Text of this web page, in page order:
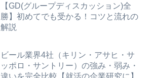
【GD(グループディスカッション)全
勝】初めてでも受かる！コツと流れの
解説
ビール業界4社（キリン・アサヒ・サ
ッポロ・サントリー）の強み・弱み・
違いを完全比較【就活の企業研究に】